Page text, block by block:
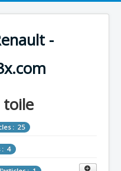
-
toile
: 25
: 4